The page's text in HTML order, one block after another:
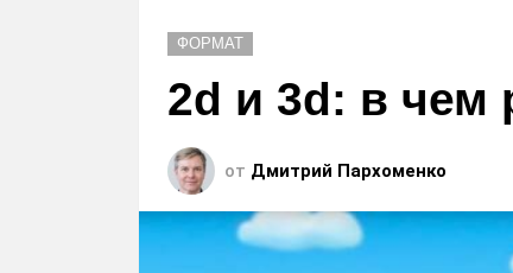
ФОРМАТ
2d и 3d: в чем
от Дмитрий Пархоменко